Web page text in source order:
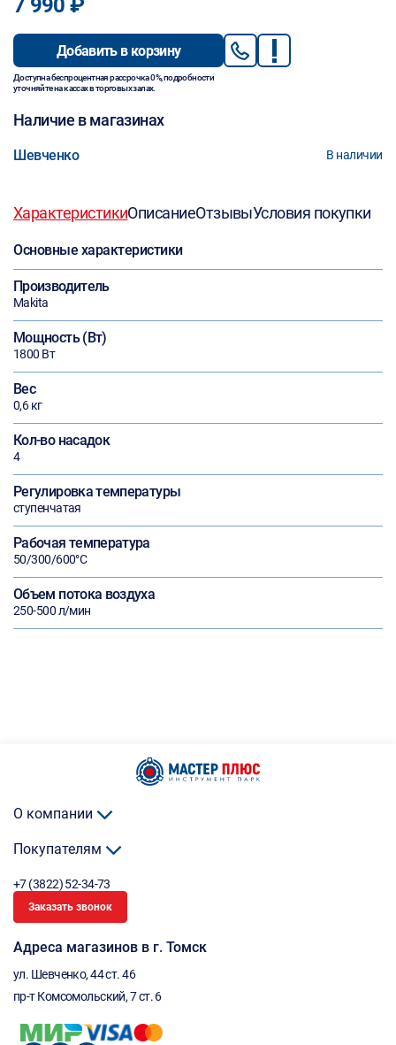
7 990 ₽
Добавить в корзину
Доступна беспроцентная рассрочка 0%, подробности
уточняйте на кассах в торговых залах.
Наличие в магазинах
Шевченко В наличии
ХарактеристикиОписаниеОтзывыУсловия покупки
Основные характеристики
Производитель
Makita
Мощность (Вт)
1800 Вт
Вес
0,6 кг
Кол-во насадок
4
Регулировка температуры
ступенчатая
Рабочая температура
50/300/600°С
Объем потока воздуха
250-500 л/мин
О компании
Покупателям
+7 (3822) 52-34-73
Заказать звонок
Адреса магазинов в г. Томск
ул. Шевченко, 44 ст. 46
пр-т Комсомольский, 7 ст. 6